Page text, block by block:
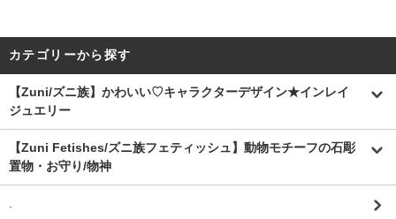
カテゴリーから探す
【Zuni/ズニ族】かわいい♡キャラクターデザイン★インレイ
ジュエリー
【Zuni Fetishes/ズニ族フェティッシュ】動物モチーフの石彫
置物・お守り/物神
.